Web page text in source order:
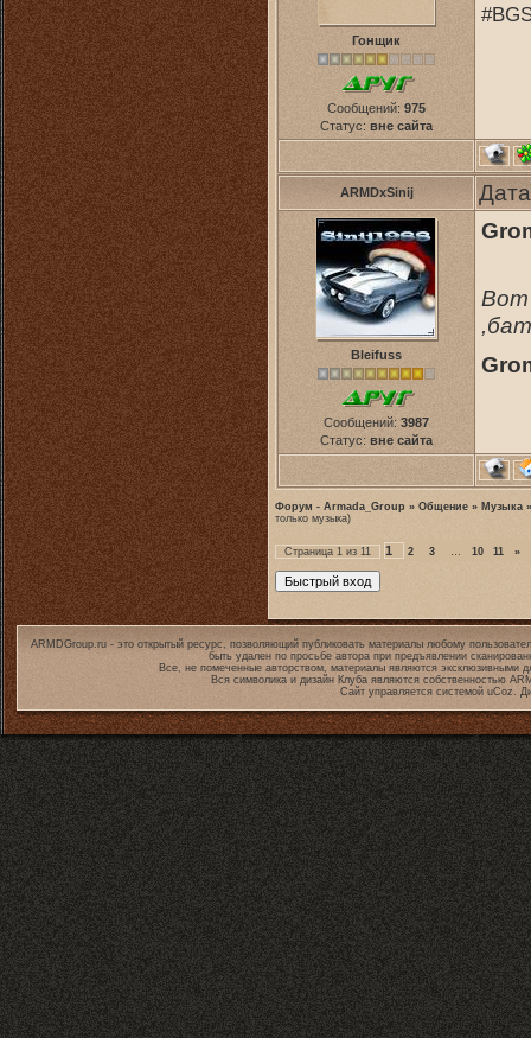
Гонщик
Сообщений: 975
Статус: вне сайта
ARMDxSinij
Bleifuss
Сообщений: 3987
Статус: вне сайта
Вот
Форум - Armada_Group » Общение » Музыка »
только музыка)
Страница 1 из 11 1 2 3 … 10 11 »
ARMDGroup.ru - это открытый ресурс, позволяющий публиковать материалы любому
быть удален по просьбе автора при предъявлении
Все, не помеченные авторством, материалы являются эксклюзивными
Вся символика и дизайн Клуба являются собственностью
Сайт управляется системой uCoz.